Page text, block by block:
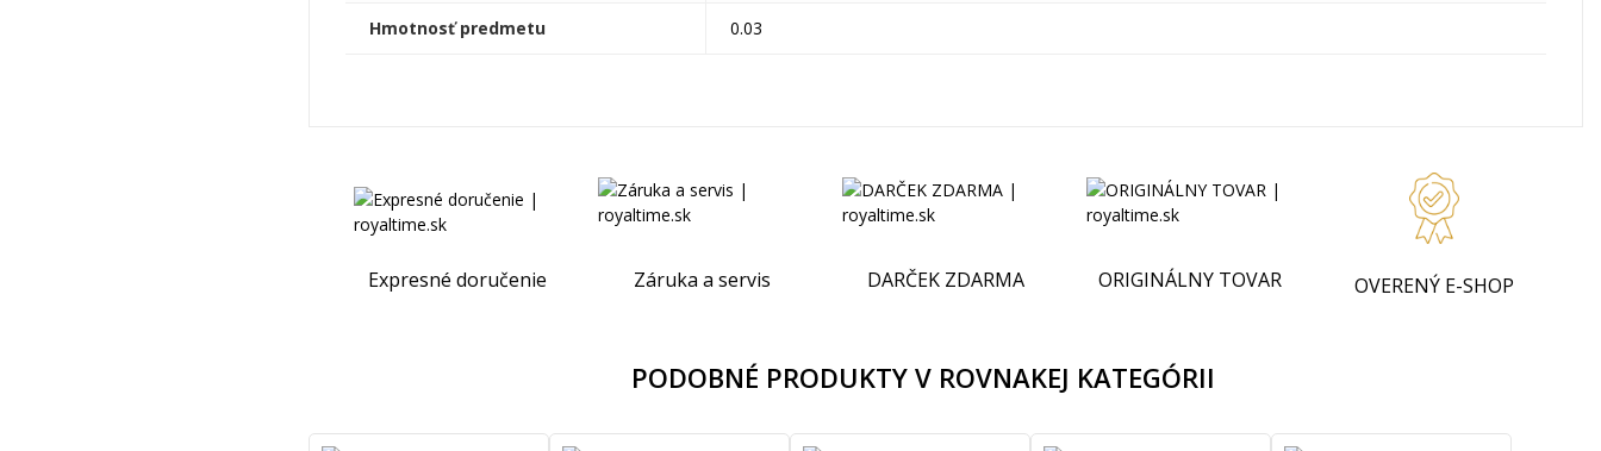
Hmotnosť predmetu 0.03
Expresné doručenie Záruka a servis DARČEK ZDARMA ORIGINÁLNY TOVAR OVERENÝ E-SHOP
PODOBNÉ PRODUKTY V ROVNAKEJ KATEGÓRII